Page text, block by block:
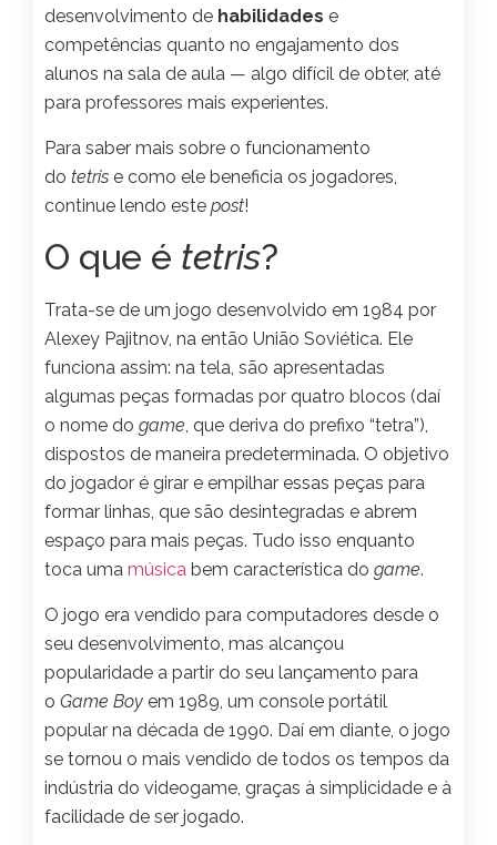
desenvolvimento de habilidades e
competências quanto no engajamento dos
alunos na sala de aula — algo difícil de obter, até
para professores mais experientes.
Para saber mais sobre o funcionamento
do tetris e como ele beneficia os jogadores,
continue lendo este post!
O que é tetris?
Trata-se de um jogo desenvolvido em 1984 por
Alexey Pajitnov, na então União Soviética. Ele
funciona assim: na tela, são apresentadas
algumas peças formadas por quatro blocos (daí
o nome do game, que deriva do prefixo “tetra”),
dispostos de maneira predeterminada. O objetivo
do jogador é girar e empilhar essas peças para
formar linhas, que são desintegradas e abrem
espaço para mais peças. Tudo isso enquanto
toca uma música bem característica do game.
O jogo era vendido para computadores desde o
seu desenvolvimento, mas alcançou
popularidade a partir do seu lançamento para
o Game Boy em 1989, um console portátil
popular na década de 1990. Daí em diante, o jogo
se tornou o mais vendido de todos os tempos da
indústria do videogame, graças à simplicidade e à
facilidade de ser jogado.